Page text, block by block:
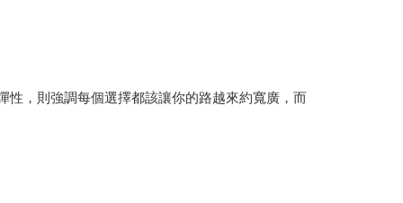
性，則強調每個選擇都該讓你的路越來約寬廣，而